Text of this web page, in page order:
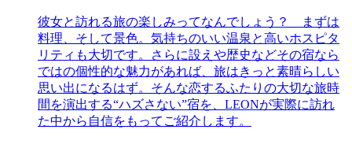
彼女と訪れる旅の楽しみってなんでしょう？ まずは
料理、そして景色。気持ちのいい温泉と高いホスピタ
リティも大切です。さらに設えや歴史などその宿なら
ではの個性的な魅力があれば、旅はきっと素晴らしい
思い出になるはず。そんな恋するふたりの大切な旅時
間を演出する“ハズさない”宿を、LEONが実際に訪れ
た中から自信をもってご紹介します。